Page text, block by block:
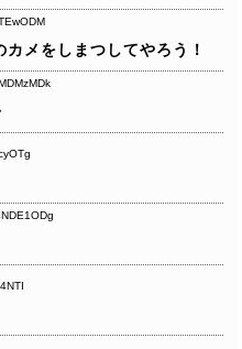
メをしまつしてやろう！